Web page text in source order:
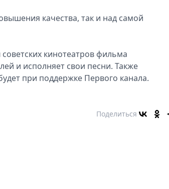
качества, так и над самой
кинотеатров фильма
и исполняет свои песни. Также
при поддержке Первого канала.
Поделиться